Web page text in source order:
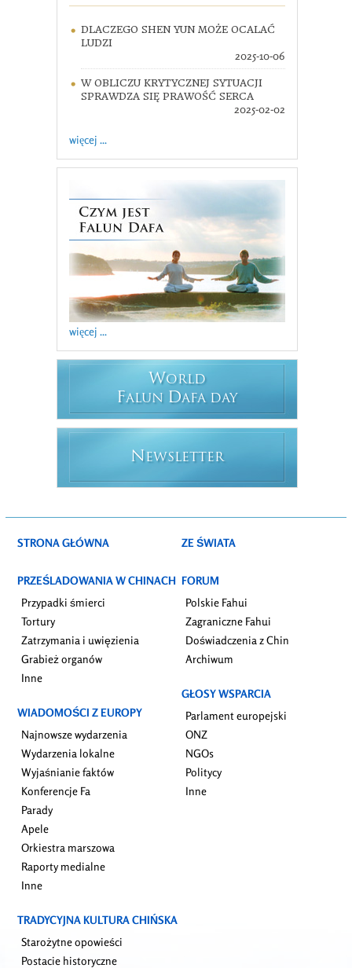
DLACZEGO SHEN YUN MOŻE OCALAĆ
LUDZI
2025-10-06
W OBLICZU KRYTYCZNEJ SYTUACJI
SPRAWDZA SIĘ PRAWOŚĆ SERCA
2025-02-02
więcej ...
więcej ...
WORLD
FALUN DAFA DAY
N EWSLETTER
STRONA GŁÓWNA
PRZEŚLADOWANIA W CHINACH
Przypadki śmierci
Tortury
Zatrzymania i uwięzienia
Grabież organów
Inne
WIADOMOŚCI Z EUROPY
Najnowsze wydarzenia
Wydarzenia lokalne
Wyjaśnianie faktów
Konferencje Fa
Parady
Apele
Orkiestra marszowa
Raporty medialne
Inne
ZE ŚWIATA
FORUM
Polskie Fahui
Zagraniczne Fahui
Doświadczenia z Chin
Archiwum
GŁOSY WSPARCIA
Parlament europejski
ONZ
NGOs
Politycy
Inne
TRADYCYJNA KULTURA CHIŃSKA
Starożytne opowieści
Postacie historyczne